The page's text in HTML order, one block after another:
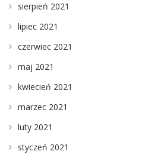
sierpień 2021
lipiec 2021
czerwiec 2021
maj 2021
kwiecień 2021
marzec 2021
luty 2021
styczeń 2021